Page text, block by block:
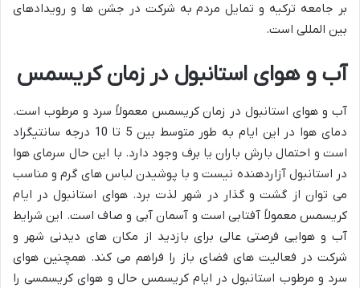
بر جامعه ترکیه و تمایل مردم به شرکت در جشن ها و رویدادهای
بین المللی است.
آب و هوای استانبول در زمان کریسمس
آب و هوای استانبول در زمان کریسمس معمولاً سرد و مرطوب است.
دمای هوا در این ایام به طور متوسط بین 5 تا 10 درجه سانتیگراد
است و احتمال بارش باران یا برف وجود دارد. با این حال سرمای هوا
در استانبول آزاردهنده نیست و با پوشیدن لباس های گرم و مناسب
می توان از گشت و گذار در شهر لذت برد. هوای استانبول در ایام
کریسمس معمولاً آفتابی است و آسمان آبی و صاف است. این شرایط
آب و هوایی فرصتی عالی برای بازدید از مکان های دیدنی شهر و
شرکت در فعالیت های فضای باز را فراهم می کند. همچنین هوای
سرد و مرطوب استانبول در ایام کریسمس حال و هوای کریسمسی را